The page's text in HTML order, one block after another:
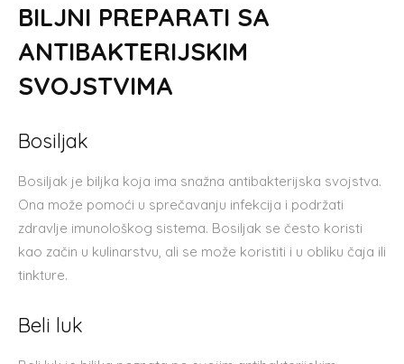
BILJNI PREPARATI SA
ANTIBAKTERIJSKIM
SVOJSTVIMA
Bosiljak
Bosiljak je biljka koja ima snažna antibakterijska svojstva.
Ona može pomoći u sprečavanju infekcija i podržati
zdravlje imunološkog sistema. Bosiljak se često koristi
kao začin u kulinarstvu, ali se može koristiti i u obliku čaja ili
tinkture.
Beli luk